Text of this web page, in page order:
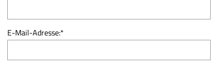
E-Mail-Adresse:*